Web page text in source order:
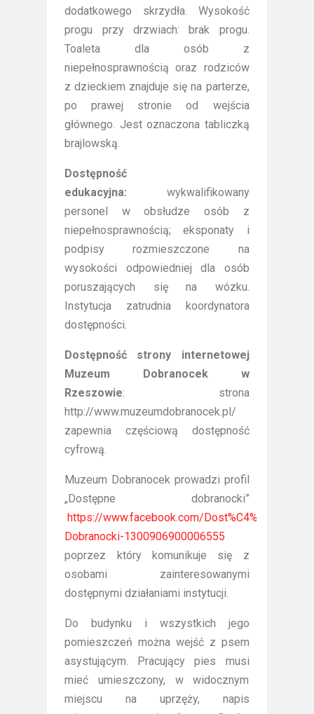
dodatkowego skrzydła. Wysokość
progu przy drzwiach: brak progu.
Toaleta dla osób z
niepełnosprawnością oraz rodziców
z dzieckiem znajduje się na parterze,
po prawej stronie od wejścia
głównego. Jest oznaczona tabliczką
brajlowską.
Dostępność
edukacyjna: wykwalifikowany
personel w obsłudze osób z
niepełnosprawnością; eksponaty i
podpisy rozmieszczone na
wysokości odpowiedniej dla osób
poruszających się na wózku.
Instytucja zatrudnia koordynatora
dostępności.
Dostępność strony internetowej
Muzeum Dobranocek w
Rzeszowie: strona
http://www.muzeumdobranocek.pl/
zapewnia częściową dostępność
cyfrową.
Muzeum Dobranocek prowadzi profil
„Dostępne dobranocki”
https://www.facebook.com/Dost%C4%99pne-
Dobranocki-1300906900006555
poprzez który komunikuje się z
osobami zainteresowanymi
dostępnymi działaniami instytucji.
Do budynku i wszystkich jego
pomieszczeń można wejść z psem
asystującym. Pracujący pies musi
mieć umieszczony, w widocznym
miejscu na uprzęży, napis